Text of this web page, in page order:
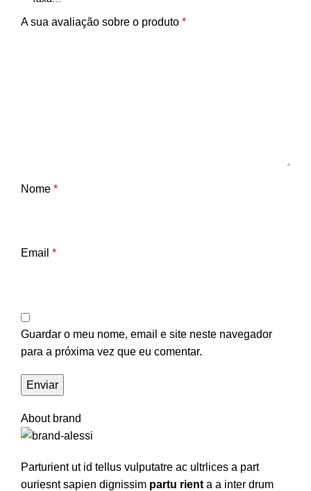
A sua avaliação sobre o produto *
Nome *
Email *
Guardar o meu nome, email e site neste navegador
para a próxima vez que eu comentar.
About brand
Parturient ut id tellus vulputatre ac ultrlices a part
ouriesnt sapien dignissim partu rient a a inter drum